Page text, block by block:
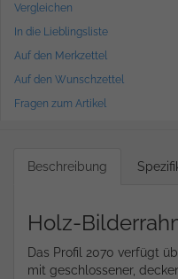
Vergleichen
In die Lieblingsliste
Auf den Merkzettel
Auf den Wunschzettel
Fragen zum Artikel
Beschreibung
Holz-
Das Profil 2070 verfügt
mit geschlossener,